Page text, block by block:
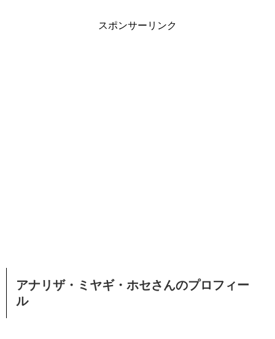
スポンサーリンク
アナリザ・ミヤギ・ホセさんのプロフィー
ル